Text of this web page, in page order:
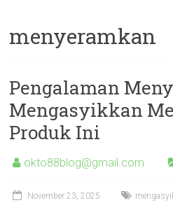
menyeramkan
Pengalaman
Mengasyikkan
Produk Ini
okto88blog@gmail.com
November 23, 2025